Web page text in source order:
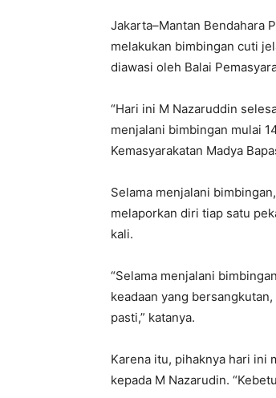
Jakarta–Mantan Bendahara
melakukan bimbingan cuti
diawasi oleh Balai
“Hari ini M Nazaruddin
menjalani bimbingan mulai
Kemasyarakatan Madya
Selama menjalani
melaporkan diri tiap satu
kali.
“Selama menjalani
keadaan yang
pasti,” katanya.
Karena itu, pihaknya hari ini
kepada M Nazarudin.